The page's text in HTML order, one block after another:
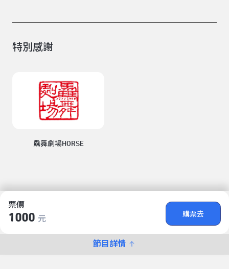
票價
1000 元
購票去
節目詳情
特別感謝
驫舞劇場HORSE